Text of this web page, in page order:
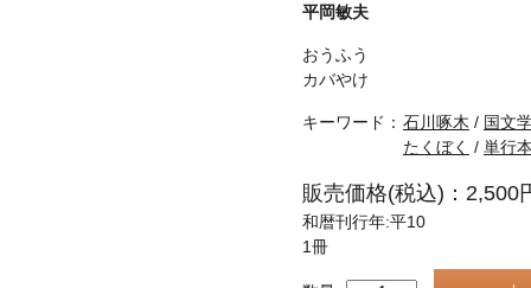
平岡敏夫
おうふう
カバやけ
キーワード： 石川啄木 / 国文
たくぼく / 単行
販売価格(税込)：2,500
和暦刊行年:平10
1冊